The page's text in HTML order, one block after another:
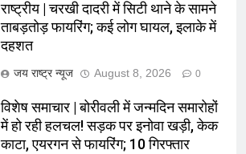
राष्ट्रीय | चरखी दादरी में सिटी थाने के सामने
ताबड़तोड़ फायरिंग; कई लोग घायल, इलाके में
दहशत
जय राष्ट्र न्यूज August 8, 2026 0
विशेष समाचार | बोरीवली में जन्मदिन समारोहों
में हो रही हलचल! सड़क पर इनोवा खड़ी, केक
काटा, एयरगन से फायरिंग; 10 गिरफ्तार